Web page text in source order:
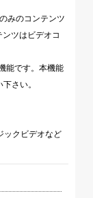
みのコンテンツ
ツはビデオコ
能です。本機能
さい。
ックビデオなど